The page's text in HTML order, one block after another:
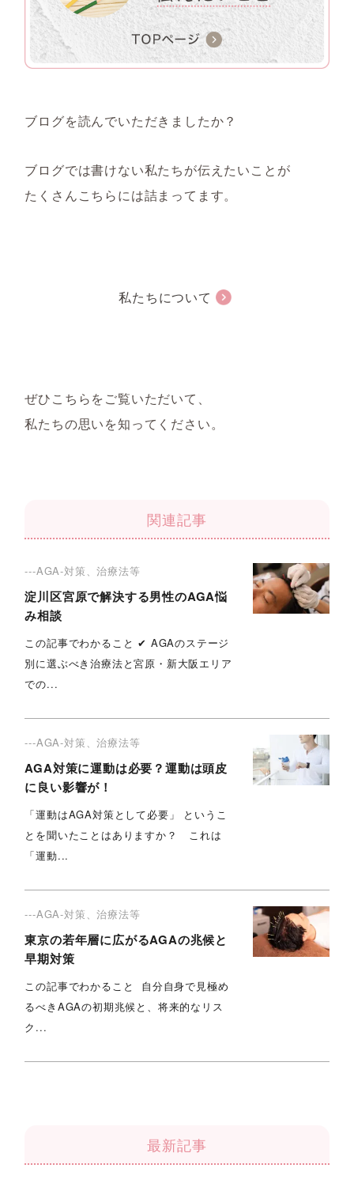
ブログを読んでいただきましたか？
ブログでは書けない私たちが伝えたいことが
たくさんこちらには詰まってます。
私たちについて
ぜひこちらをご覧いただいて、
私たちの思いを知ってください。
関連記事
---AGA-対策、治療法等
淀川区宮原で解決する男性のAGA悩
み相談
この記事でわかること ✔︎ AGAのステージ
別に選ぶべき治療法と宮原・新大阪エリア
での...
---AGA-対策、治療法等
AGA対策に運動は必要？運動は頭皮
に良い影響が！
「運動はAGA対策として必要」 というこ
とを聞いたことはありますか？ これは
「運動...
---AGA-対策、治療法等
東京の若年層に広がるAGAの兆候と
早期対策
この記事でわかること 自分自身で見極め
るべきAGAの初期兆候と、将来的なリス
ク...
最新記事